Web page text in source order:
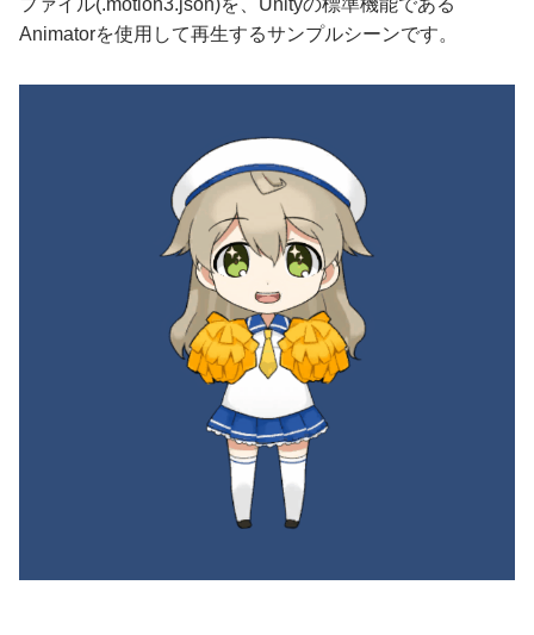
ファイル(.motion3.json)を、Unityの標準機能である
Animatorを使用して再生するサンプルシーンです。